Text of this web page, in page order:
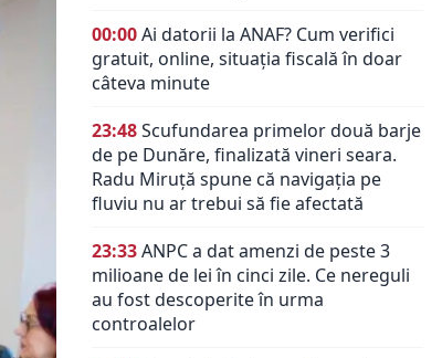
00:00Ai datorii la ANAF? Cum verifici
gratuit, online, situația fiscală în doar
câteva minute
23:48Scufundarea primelor două barje
de pe Dunăre, finalizată vineri seara.
Radu Miruță spune că navigația pe
fluviu nu ar trebui să fie afectată
23:33ANPC a dat amenzi de peste 3
milioane de lei în cinci zile. Ce nereguli
au fost descoperite în urma
controalelor